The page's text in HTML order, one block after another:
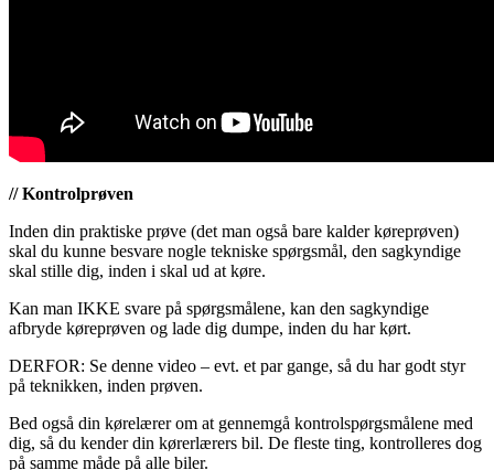
// Kontrolprøven
Inden din praktiske prøve (det man også bare kalder køreprøven)
skal du kunne besvare nogle tekniske spørgsmål, den sagkyndige
skal stille dig, inden i skal ud at køre.
Kan man IKKE svare på spørgsmålene, kan den sagkyndige
afbryde køreprøven og lade dig dumpe, inden du har kørt.
DERFOR: Se denne video – evt. et par gange, så du har godt styr
på teknikken, inden prøven.
Bed også din kørelærer om at gennemgå kontrolspørgsmålene med
dig, så du kender din kørerlærers bil. De fleste ting, kontrolleres dog
på samme måde på alle biler.